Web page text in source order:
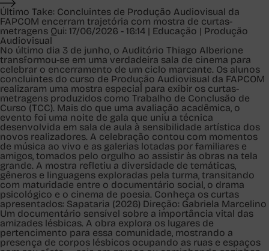
Último Take: Concluintes de Produção Audiovisual da
FAPCOM encerram trajetória com mostra de curtas-
metragens Qui: 17/06/2026 - 16:14 | Educação | Produção
Audiovisual
No último dia 3 de junho, o Auditório Thiago Alberione
transformou-se em uma verdadeira sala de cinema para
celebrar o encerramento de um ciclo marcante. Os alunos
concluintes do curso de Produção Audiovisual da FAPCOM
realizaram uma mostra especial para exibir os curtas-
metragens produzidos como Trabalho de Conclusão de
Curso (TCC). Mais do que uma avaliação acadêmica, o
evento foi uma noite de gala que uniu a técnica
desenvolvida em sala de aula à sensibilidade artística dos
novos realizadores. A celebração contou com momentos
de música ao vivo e as galerias lotadas por familiares e
amigos, tomados pelo orgulho ao assistir às obras na tela
grande. A mostra refletiu a diversidade de temáticas,
gêneros e linguagens exploradas pela turma, transitando
com maturidade entre o documentário social, o drama
psicológico e o cinema de poesia. Conheça os curtas
apresentados: Sapataria (2026) Direção: Gabriela Marcelino
Um documentário sensível sobre a importância vital das
amizades lésbicas. A obra explora os lugares de
pertencimento para essa comunidade, mostrando a
presença de corpos lésbicos ocupando as ruas e espaços